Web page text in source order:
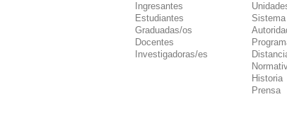
Ingresantes
Estudiantes
Graduadas/os
Docentes
Investigadoras/es
Historia
Prensa